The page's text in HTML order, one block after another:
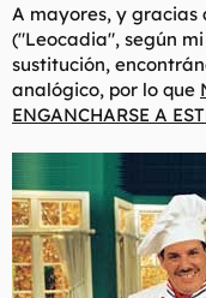
A mayores, y
("Leocadia", según
sustitución,
analógico, por lo que
ENGANCHARSE A